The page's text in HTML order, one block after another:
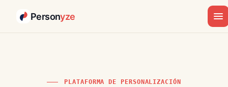
Personyze
PLATAFORMA DE PERSONALIZACIÓN